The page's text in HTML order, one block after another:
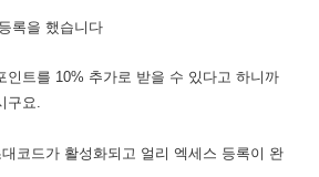
록을 했습니다
인트를 10% 추가로 받을 수 있다고 하니까
구요.
코드가 활성화되고 얼리 엑세스 등록이 완